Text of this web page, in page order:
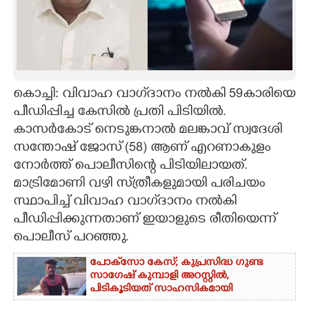
CARTOONS
LITERATURE
ZOOM
CONTACT US
കൊച്ചി: വിവാഹ വാഗ്‌ദാനം നൽകി 59കാരിയെ
പീഡിപ്പിച്ച കേസിൽ പ്രതി പിടിയിൽ.
കാസർകോട് നെടുങ്കനാൽ മലങ്കാവ് സ്വദേശി
സന്തോഷ് ജോസ് (58) ആണ് എറണാകുളം
നോർത്ത് പൊലീസിന്റെ പിടിയിലായത്.
മാട്രിമോണി വഴി സ്‌ത്രീകളുമായി പരിചയം
സ്ഥാപിച്ച് വിവാഹ വാഗ്‌ദാനം നൽകി
പീഡിപ്പിക്കുന്നതാണ് ഇയാളുടെ രീതിയെന്ന്
പൊലീസ് പറഞ്ഞു.
പോക്‌സോ കേസ്; കുപ്രസിദ്ധ ഗുണ്ട
സാഗേഷ് കുമ്പാളി അറസ്റ്റിൽ,
പിടികൂടിയത് സാഹസികമായി